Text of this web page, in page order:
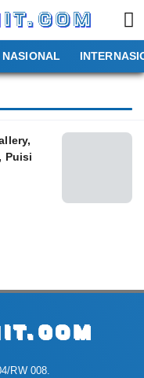
NASIONAL
Puisi
RW 008.